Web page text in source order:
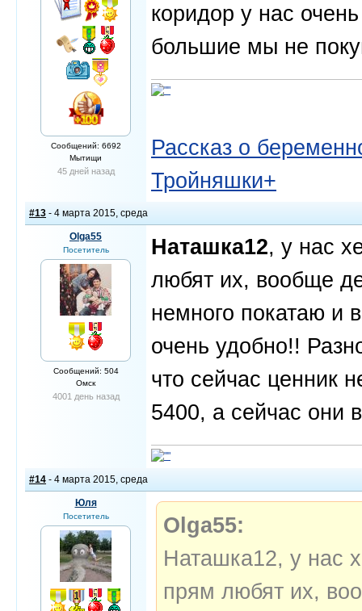
Сообщений: 6692
Мытищи
45 дней назад
коридор у нас
большие мы не
Рассказ о
Тройняшки+
#13 - 4 марта 2015, среда
Olga55
Посетитель
Сообщений: 504
Омск
4001 день назад
Наташка12, у нас
любят их, вообще
немного покатаю и
очень удобно!!
что сейчас ценник
5400, а сейчас они
#14 - 4 марта 2015, среда
Юля
Посетитель
Olga55:
Наташка12, у нас
прям любят их,